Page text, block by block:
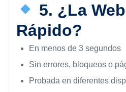
5. ¿La
Rápido?
En menos de 3 segundos
Sin errores, bloqueos o
Probada en diferentes